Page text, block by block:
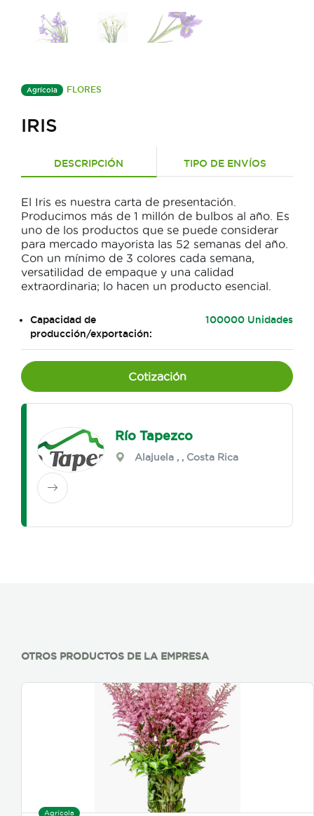
Agrícola FLORES
IRIS
DESCRIPCIÓN TIPO DE ENVÍOS
El Iris es nuestra carta de presentación.
Producimos más de 1 millón de bulbos al año. Es
uno de los productos que se puede considerar
para mercado mayorista las 52 semanas del año.
Con un mínimo de 3 colores cada semana,
versatilidad de empaque y una calidad
extraordinaria; lo hacen un producto esencial.
Capacidad de
producción/exportación:
100000 Unidades
Cotización
Río Tapezco
Alajuela , , Costa Rica
OTROS PRODUCTOS DE LA EMPRESA
Agrícola